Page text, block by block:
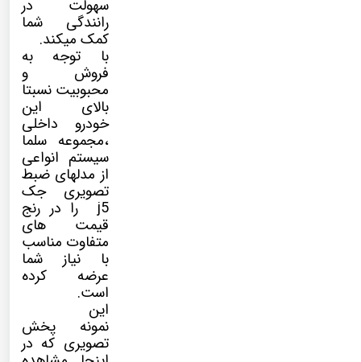
سهولت در
رانندگی شما
کمک میکند.
با توجه به
فروش و
محبوبیت نسبتا
بالای این
خودرو داخلی
،مجموعه سلما
سیستم انواعی
از مدلهای ضبط
تصویری جک
j5 را در رنج
قیمت های
متفاوت مناسب
با نیاز شما
عرضه کرده
است.
این
نمونه پخش
تصویری که در